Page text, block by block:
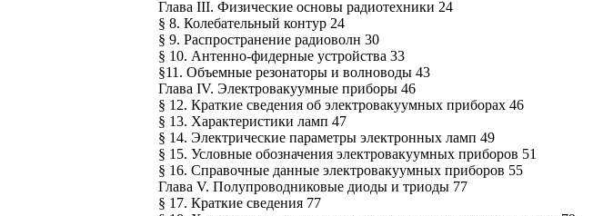
Глава III. Физические основы радиотехники 24
§ 8. Колебательный контур 24
§ 9. Распространение радиоволн 30
§ 10. Антенно-фидерные устройства 33
§11. Объемные резонаторы и волноводы 43
Глава IV. Электровакуумные приборы 46
§ 12. Краткие сведения об электровакуумных приборах 46
§ 13. Характеристики ламп 47
§ 14. Электрические параметры электронных ламп 49
§ 15. Условные обозначения электровакуумных приборов 51
§ 16. Справочные данные электровакуумных приборов 55
Глава V. Полупроводниковые диоды и триоды 77
§ 17. Краткие сведения 77